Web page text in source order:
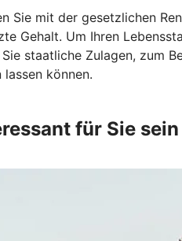
Sie mit der gesetzlichen
Gehalt. Um Ihren
staatliche Zulagen, zum
können.
für Sie sein